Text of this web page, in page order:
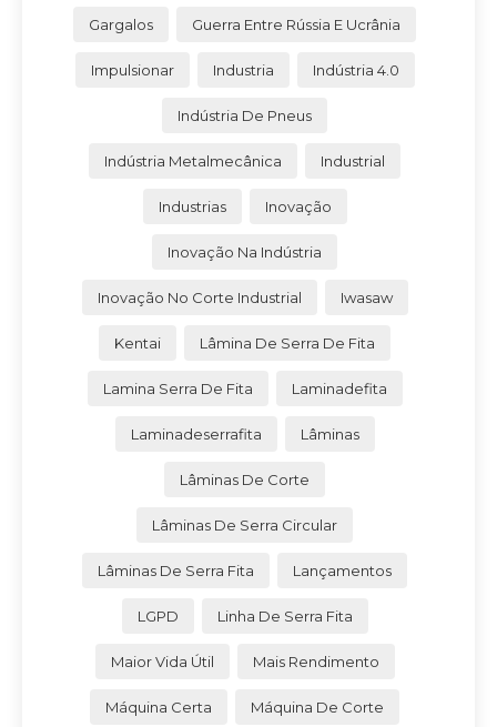
Gargalos Guerra Entre Rússia E Ucrânia
Impulsionar Industria Indústria 4.0
Indústria De Pneus
Indústria Metalmecânica Industrial
Industrias Inovação
Inovação Na Indústria
Inovação No Corte Industrial Iwasaw
Kentai Lâmina De Serra De Fita
Lamina Serra De Fita Laminadefita
Laminadeserrafita Lâminas
Lâminas De Corte
Lâminas De Serra Circular
Lâminas De Serra Fita Lançamentos
LGPD Linha De Serra Fita
Maior Vida Útil Mais Rendimento
Máquina Certa Máquina De Corte